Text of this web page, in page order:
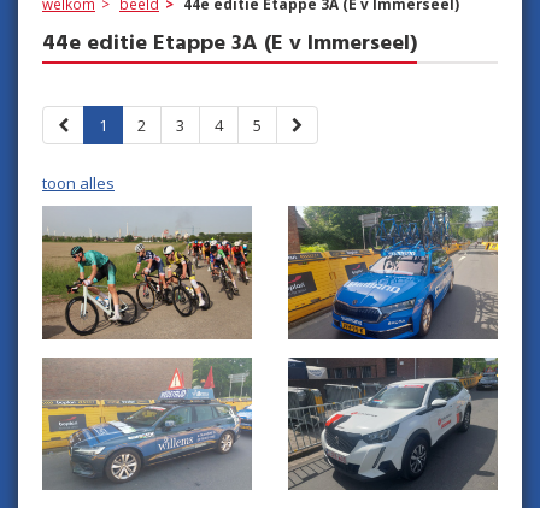
44e editie Etappe 3A (E v Immerseel)
1 2 3 4 5
toon alles